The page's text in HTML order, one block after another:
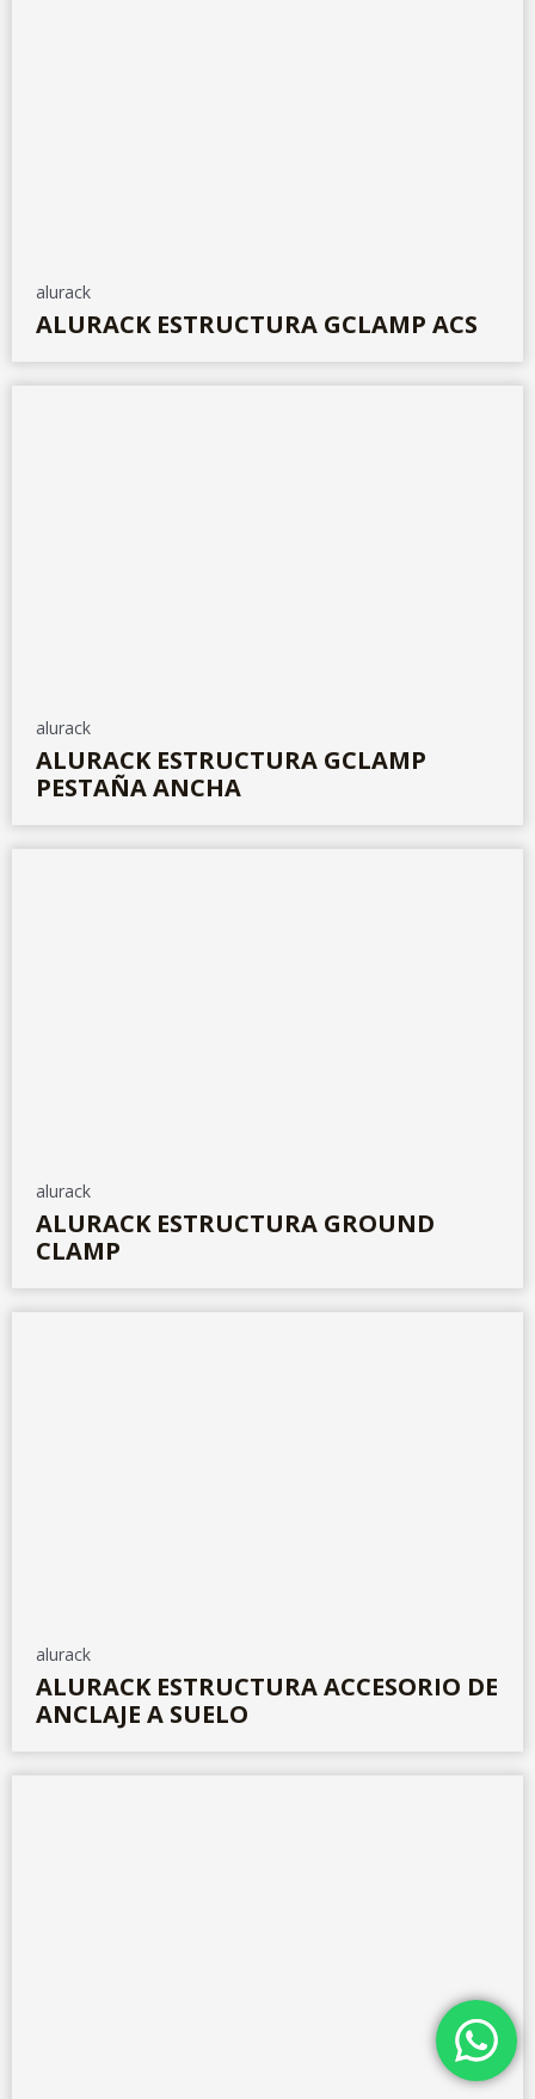
alurack
ALURACK ESTRUCTURA GCLAMP ACS
alurack
ALURACK ESTRUCTURA GCLAMP
PESTAÑA ANCHA
alurack
ALURACK ESTRUCTURA GROUND
CLAMP
alurack
ALURACK ESTRUCTURA ACCESORIO DE
ANCLAJE A SUELO